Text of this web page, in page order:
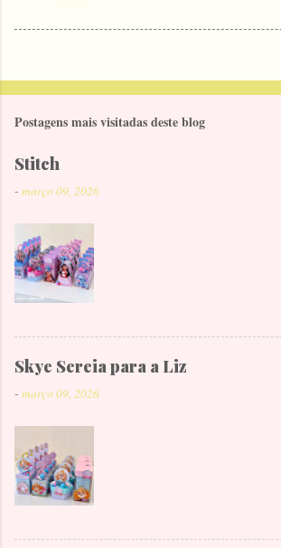
Postagens mais visitadas deste blog
Stitch
- março 09, 2026
Skye Sereia para a Liz
- março 09, 2026